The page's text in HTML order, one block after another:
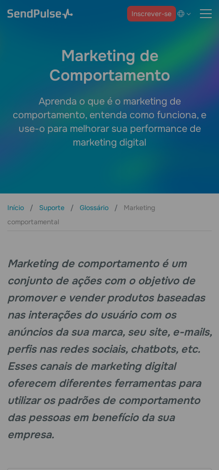
Inscrever-se
Marketing de
Comportamento
Aprenda o que é o marketing de
comportamento, entenda como funciona, e
use-o para melhorar sua performance de
marketing digital
Início Suporte Glossário
Marketing
comportamental
Marketing de comportamento é um
conjunto de ações com o objetivo de
promover e vender produtos baseadas
nas interações do usuário com os
anúncios da sua marca, seu site, e-mails,
perfis nas redes sociais, chatbots, etc.
Esses canais de marketing digital
oferecem diferentes ferramentas para
utilizar os padrões de comportamento
das pessoas em benefício da sua
empresa.